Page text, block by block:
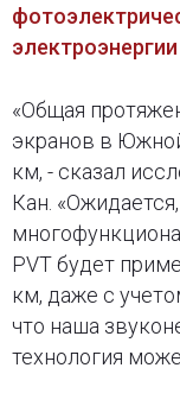
электроэнергии
«Общая
экранов в
км, - сказал
Кан.
PVT будет
км, даже с
что наша
технология